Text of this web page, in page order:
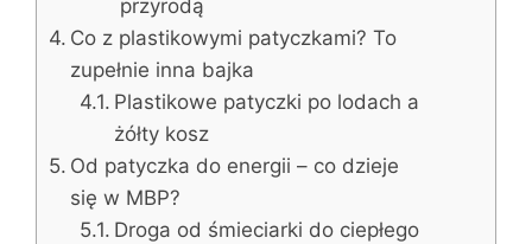
przyrodą
Co z plastikowymi patyczkami? To
zupełnie inna bajka
Plastikowe patyczki po lodach a
żółty kosz
Od patyczka do energii – co dzieje
się w MBP?
Droga od śmieciarki do ciepłego